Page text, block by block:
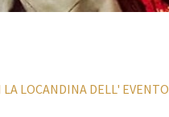
LA LOCANDINA DELL' EVENTO